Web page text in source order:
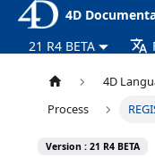
4D
21 R4 BETA
4D
Process
Version : 21 R4 BETA